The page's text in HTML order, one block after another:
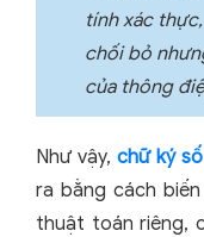
tính xác
chối bỏ
của thông
Như vậy, chữ ký số
ra bằng cách
thuật toán riêng,